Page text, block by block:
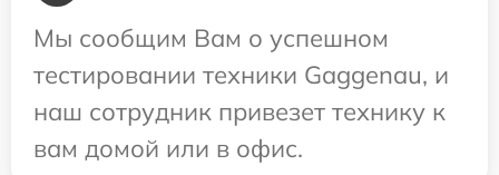
Мы сообщим Вам о успешном
тестировании техники Gaggenau, и
наш сотрудник привезет технику к
вам домой или в офис.